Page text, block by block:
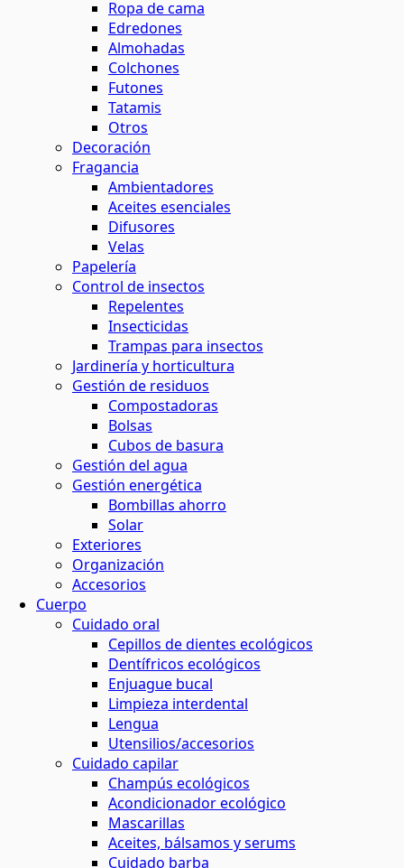
Ropa de cama
Edredones
Almohadas
Colchones
Futones
Tatamis
Otros
Decoración
Fragancia
Ambientadores
Aceites esenciales
Difusores
Velas
Papelería
Control de insectos
Repelentes
Insecticidas
Trampas para insectos
Jardinería y horticultura
Gestión de residuos
Compostadoras
Bolsas
Cubos de basura
Gestión del agua
Gestión energética
Bombillas ahorro
Solar
Exteriores
Organización
Accesorios
Cuerpo
Cuidado oral
Cepillos de dientes ecológicos
Dentífricos ecológicos
Enjuague bucal
Limpieza interdental
Lengua
Utensilios/accesorios
Cuidado capilar
Champús ecológicos
Acondicionador ecológico
Mascarillas
Aceites, bálsamos y serums
Cuidado barba